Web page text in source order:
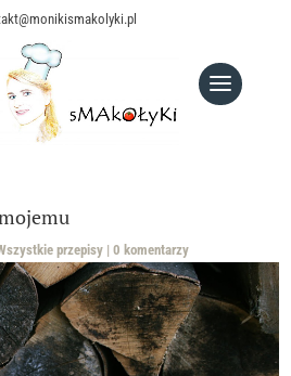
przepisy |0 komentarzy